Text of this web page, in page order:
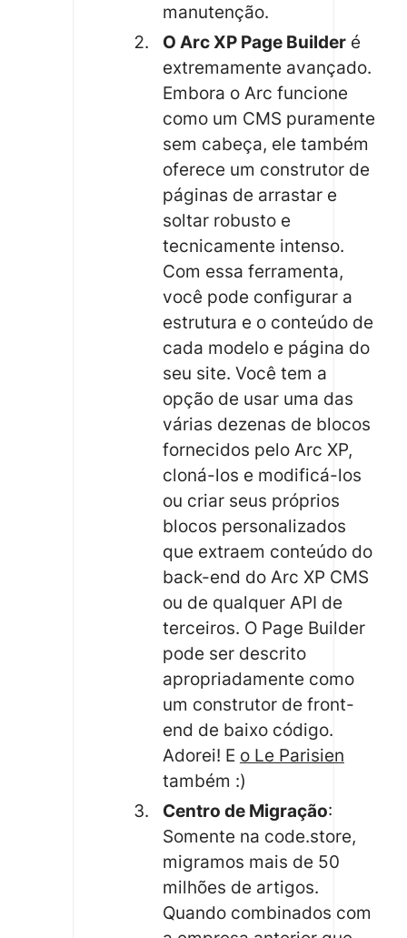
manutenção.
O Arc XP Page Builderé
extremamente avançado.
Embora o Arc funcione
como um CMS puramente
sem cabeça, ele também
oferece um construtor de
páginas de arrastar e
soltar robusto e
tecnicamente intenso.
Com essa ferramenta,
você pode configurar a
estrutura e o conteúdo de
cada modelo e página do
seu site. Você tem a
opção de usar uma das
várias dezenas de blocos
fornecidos pelo Arc XP,
cloná-los e modificá-los
ou criar seus próprios
blocos personalizados
que extraem conteúdo do
back-end do Arc XP CMS
ou de qualquer API de
terceiros. O Page Builder
pode ser descrito
apropriadamente como
um construtor de front-
end de baixo código.
Adorei! E o Le Parisien
também :)
Centro de Migração:
Somente na code.store,
migramos mais de 50
milhões de artigos.
Quando combinados com